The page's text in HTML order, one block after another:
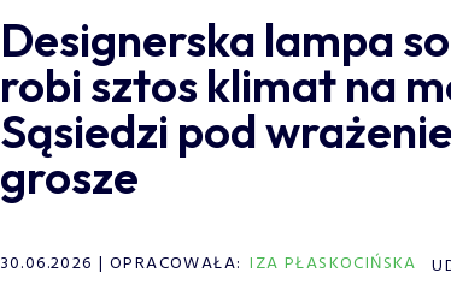
Designerska lampa
robi sztos klimat na
Sąsiedzi pod
grosze
30.06.2026 OPRACOWAŁA: IZA PŁASKOCIŃSKA